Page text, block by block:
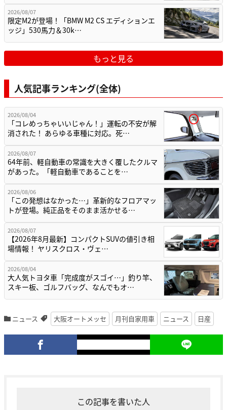
2026/08/07
限定M2が登場！「BMW M2 CS エディションエ
ッジ」530馬力＆30k…
もっと見る
人気記事ランキング(全体)
2026/08/04
「コレめっちゃいいじゃん！」運転の不安が解
消された！ あらゆる車種に対応。死…
2026/08/07
64年前、軽自動車の常識を大きく覆したクルマ
があった。「軽自動車であることを…
2026/08/06
「この発想はなかった…」革新的なフロアマッ
トが登場。純正品をそのまま活かせる…
2026/08/07
【2026年8月最新】コンパクトSUVの値引き相
場情報！ ヤリスクロス・ヴェ…
2026/08/04
大人気トヨタ車「完成度がスゴイ…」釣り竿、
スキー板、ゴルフバッグ、なんでもオ…
ニュース 大阪オートメッセ 月刊自家用車 ニュース 日産
この記事を書いた人